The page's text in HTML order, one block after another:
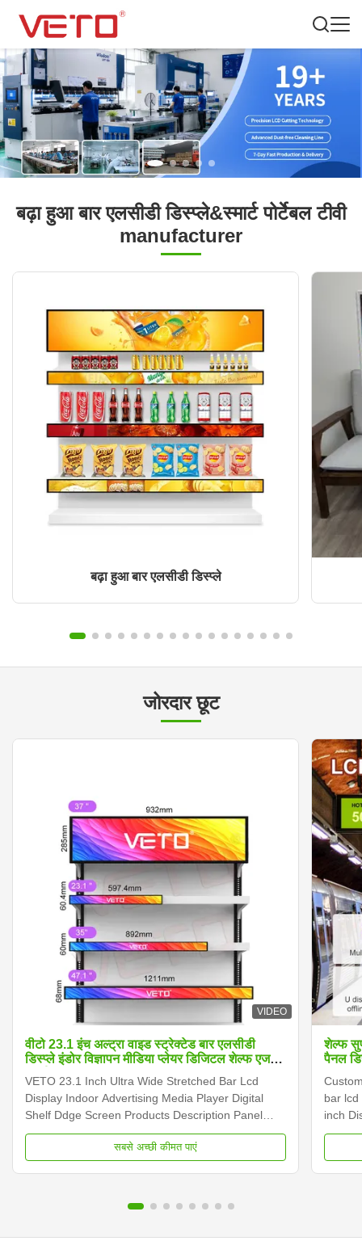
बढ़ा हुआ बार एलसीडी डिस्प्ले&स्मार्ट पोर्टेबल टीवी
manufacturer
बढ़ा हुआ बार एलसीडी डिस्प्ले
जोरदार छूट
VIDEO
वीटो 23.1 इंच अल्ट्रा वाइड स्ट्रेक्टेड बार एलसीडी
डिस्प्ले इंडोर विज्ञापन मीडिया प्लेयर डिजिटल शेल्फ एज
VETO 23.1 Inch Ultra Wide Stretched Bar Lcd
Display Indoor Advertising Media Player Digital
Shelf Ddge Screen Products Description Panel
type 23.1 inch LCD screen Installation Wall mount
Display dimension 585.6mm *48.19mm Display
Color 16.7M Backlight LED backlight Operation
सबसे अच्छी कीमत पाएं
शेल्फ
पैनल
bar lcd
inch